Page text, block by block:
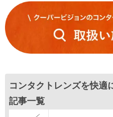
コンタクトレンズを快適
記事一覧